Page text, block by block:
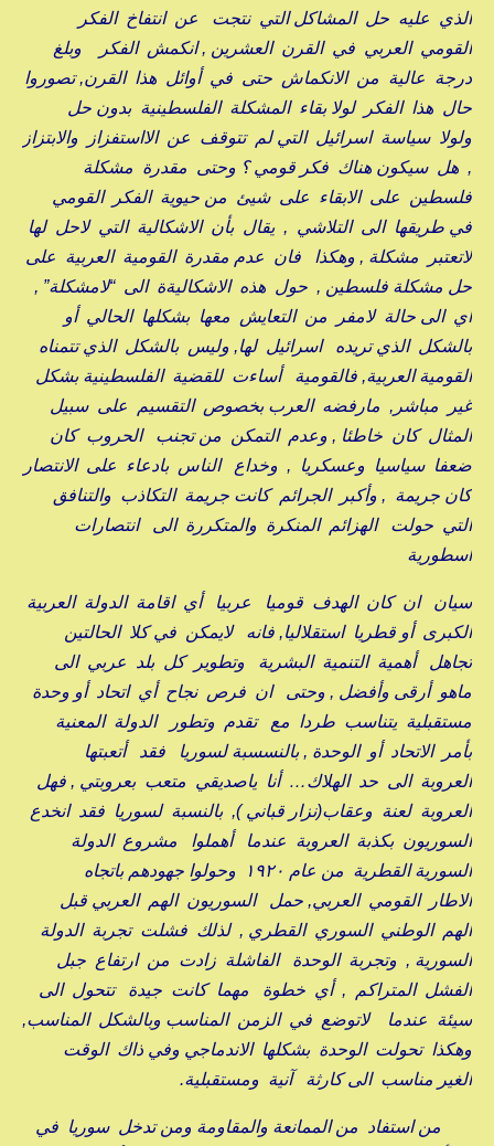
الذي عليه حل المشاكل التي نتجت عن انتفاخ الفكر
القومي العربي في القرن العشرين , انكمش الفكر وبلغ
درجة عالية من الانكماش حتى في أوائل هذا القرن, تصوروا
حال هذا الفكر لولا بقاء المشكلة الفلسطينية بدون حل
ولولا سياسة اسرائيل التي لم تتوقف عن الااستفزاز والابتزاز
, هل سيكون هناك فكر قومي ؟ وحتى مقدرة مشكلة
فلسطين على الابقاء على شيئ من حيوية الفكر القومي
في طريقها الى التلاشي , يقال بأن الاشكالية التي لاحل لها
لاتعتبر مشكلة , وهكذا فان عدم مقدرة القومية العربية على
حل مشكلة فلسطين , حول هذه الاشكاليةة الى “لامشكلة” ,
أي الى حالة لامفر من التعايش معها بشكلها الحالي أو
بالشكل الذي تريده اسرائيل لها, وليس بالشكل الذي تتمناه
القومية العربية, فالقومية أساءت للقضية الفلسطينية بشكل
غير مباشر, مارفضه العرب بخصوص التقسيم على سبيل
المثال كان خاطئا , وعدم التمكن من تجنب الحروب كان
ضعفا سياسيا وعسكريا , وخداع الناس بادعاء على الانتصار
كان جريمة , وأكبر الجرائم كانت جريمة التكاذب والتنافق
التي حولت الهزائم المنكرة والمتكررة الى انتصارات
اسطورية
سيان ان كان الهدف قوميا عربيا أي اقامة الدولة العربية
الكبرى أو قطريا استقلاليا, فانه لايمكن في كلا الحالتين
تجاهل أهمية التنمية البشرية وتطوير كل بلد عربي الى
ماهو أرقى وأفضل , وحتى ان فرص نجاح أي اتحاد أو وحدة
مستقبلية يتناسب طردا مع تقدم وتطور الدولة المعنية
بأمر الاتحاد أو الوحدة , بالنسسبة لسوريا فقد أتعبتها
العروبة الى حد الهلاك… أنا ياصديقي متعب بعروبتي , فهل
العروبة لعنة وعقاب(نزار قباني ), بالنسبة لسوريا فقد انخدع
السوريون بكذبة العروبة عندما أهملوا مشروع الدولة
السورية القطرية من عام ١٩٢٠ وحولوا جهودهم باتجاه
الاطار القومي العربي, حمل السوريون الهم العربي قبل
الهم الوطني السوري القطري , لذلك فشلت تجربة الدولة
السورية , وتجربة الوحدة الفاشلة زادت من ارتفاع جبل
الفشل المتراكم , أي خطوة مهما كانت جيدة تتحول الى
سيئة عندما لاتوضع في الزمن المناسب وبالشكل المناسب,
وهكذا تحولت الوحدة بشكلها الاندماجي وفي ذاك الوقت
الغير مناسب الى كارثة آنية ومستقبلية.
من استفاد من الممانعة والمقاومة ومن تدخل سوريا في